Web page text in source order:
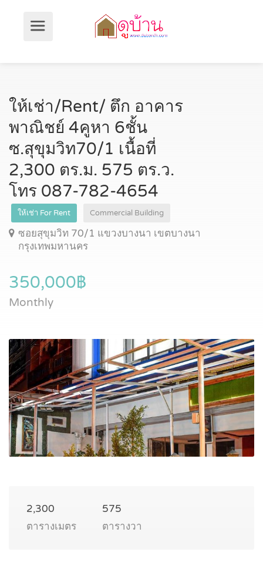
ให้เช่า/Rent/ ตึก อาคาร
พาณิชย์ 4คูหา 6ชั้น
ซ.สุขุมวิท70/1 เนื้อที่
2,300 ตร.ม. 575 ตร.ว.
โทร 087-782-4654
ให้เช่า For Rent Commercial Building
ซอยสุขุมวิท 70/1 แขวงบางนา เขตบางนา
กรุงเทพมหานคร
350,000฿
Monthly
2,300
ตารางเมตร
575
ตารางวา